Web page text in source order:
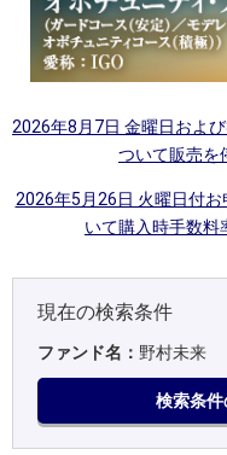
2026年8月7日 金曜日およ
ついて販売を
2026年5月26日 火曜日付
いて購入時手数料
現在の検索条件
ファンド名： 野村未来
検索条